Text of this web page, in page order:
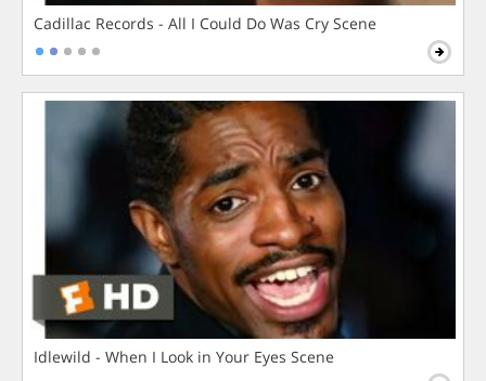
Cadillac Records - All I Could Do Was Cry Scene
Idlewild - When I Look in Your Eyes Scene